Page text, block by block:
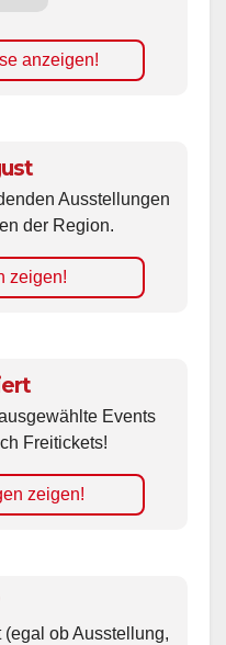
anzeigen!
Ausstellungen
der Region.
zeigen!
Events
Freitickets!
zeigen!
ob Ausstellung,